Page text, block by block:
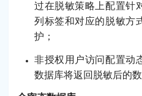
过在脱敏策略上配置针
列标签和对应的脱敏方
护；
非授权用户访问配置动
数据库将返回脱敏后的